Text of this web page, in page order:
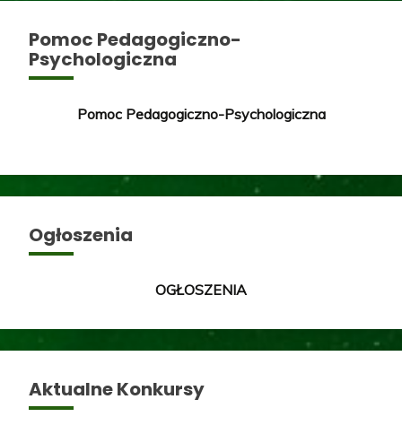
Pomoc Pedagogiczno-
Psychologiczna
Pomoc Pedagogiczno-Psychologiczna
Ogłoszenia
OGŁOSZENIA
Aktualne Konkursy